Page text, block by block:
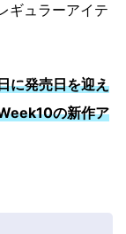
ギュラーアイテ
に発売日を迎え
の新作ア